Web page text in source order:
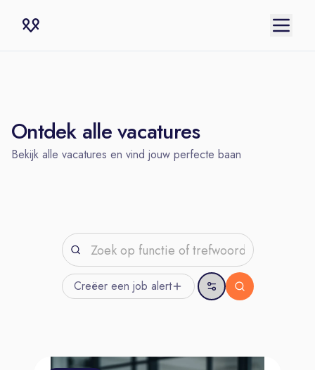
Ontdek alle vacatures
Bekijk alle vacatures en vind jouw perfecte baan
Creëer een job alert